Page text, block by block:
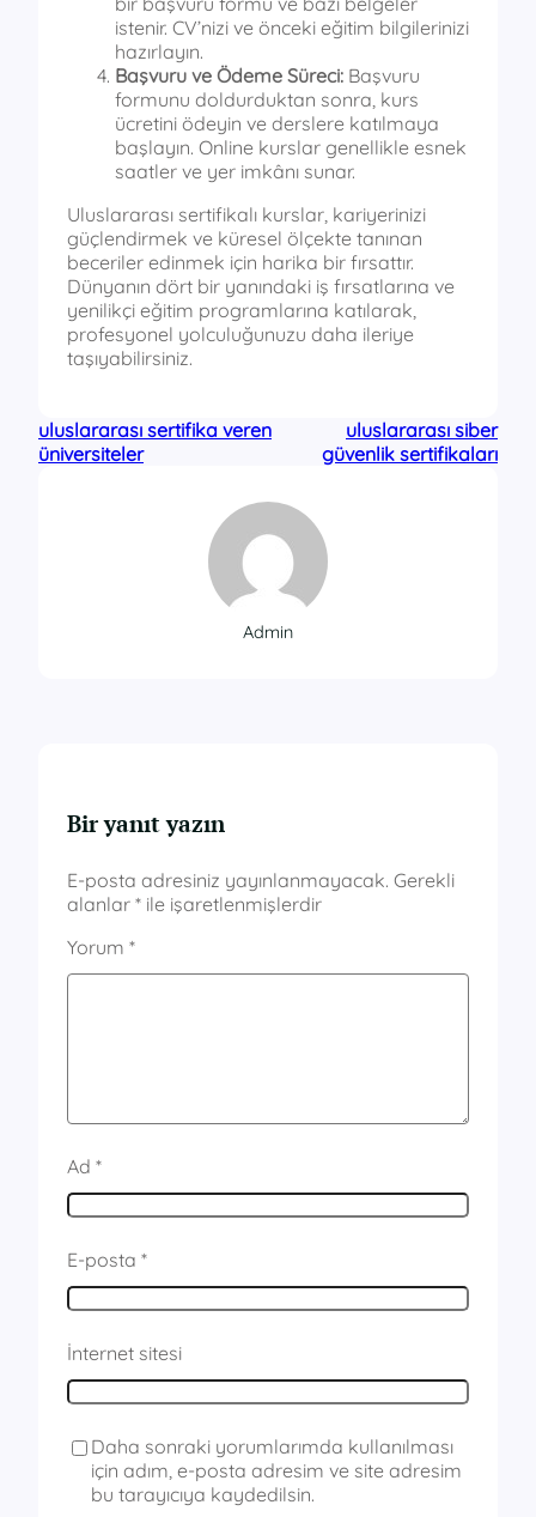
istenir. CV’nizi ve önceki eğitim bilgilerinizi
hazırlayın.
Başvuru ve Ödeme Süreci: Başvuru
formunu doldurduktan sonra, kurs
ücretini ödeyin ve derslere katılmaya
başlayın. Online kurslar genellikle esnek
saatler ve yer imkânı sunar.
Uluslararası sertifikalı kurslar, kariyerinizi
güçlendirmek ve küresel ölçekte tanınan
beceriler edinmek için harika bir fırsattır.
Dünyanın dört bir yanındaki iş fırsatlarına ve
yenilikçi eğitim programlarına katılarak,
profesyonel yolculuğunuzu daha ileriye
taşıyabilirsiniz.
uluslararası sertifika veren
üniversiteler
uluslararası siber
güvenlik sertifikaları
Admin
Bir yanıt yazın
E-posta adresiniz yayınlanmayacak. Gerekli
alanlar * ile işaretlenmişlerdir
Yorum *
Ad *
E-posta *
İnternet sitesi
Daha sonraki yorumlarımda kullanılması
için adım, e-posta adresim ve site adresim
bu tarayıcıya kaydedilsin.